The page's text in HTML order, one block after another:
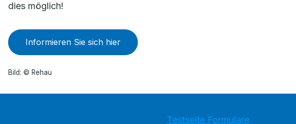
dies möglich!
Informieren Sie sich hier
Bild: © Rehau
Testseite Formulare